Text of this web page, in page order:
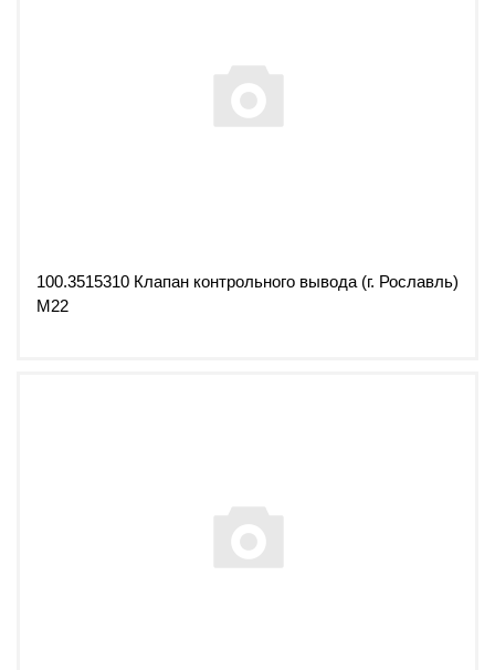
100.3515310 Клапан контрольного вывода (г. Рославль)
М22